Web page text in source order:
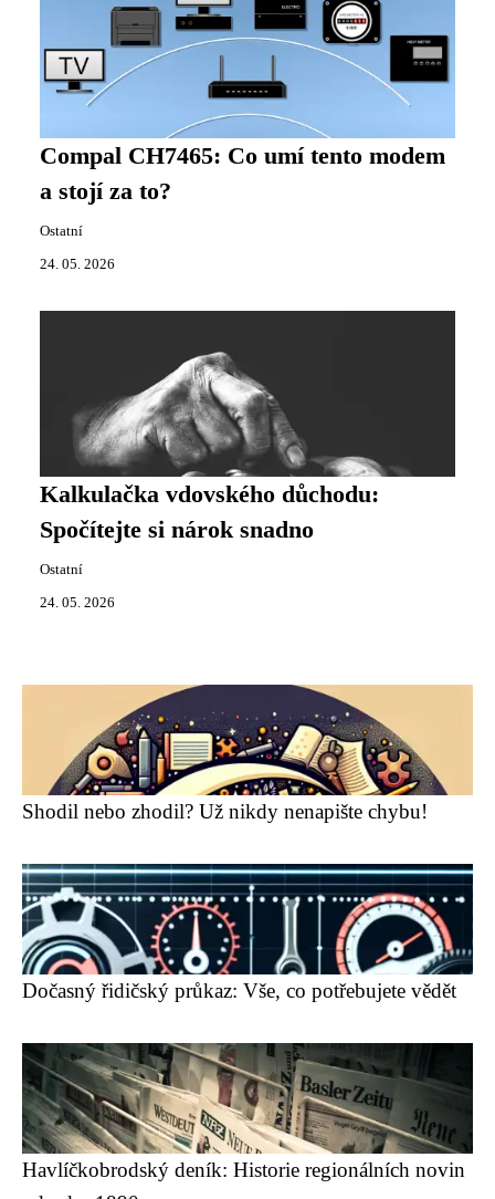
Compal CH7465: Co umí tento modem
a stojí za to?
Ostatní
24. 05. 2026
Kalkulačka vdovského důchodu:
Spočítejte si nárok snadno
Ostatní
24. 05. 2026
Shodil nebo zhodil? Už nikdy nenapište chybu!
Dočasný řidičský průkaz: Vše, co potřebujete vědět
Havlíčkobrodský deník: Historie regionálních novin